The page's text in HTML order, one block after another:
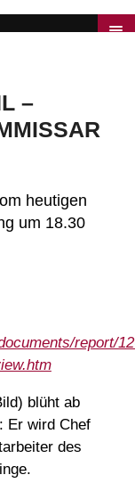
–
heutigen
um 18.30
report/
blüht ab
Er wird Chef
des